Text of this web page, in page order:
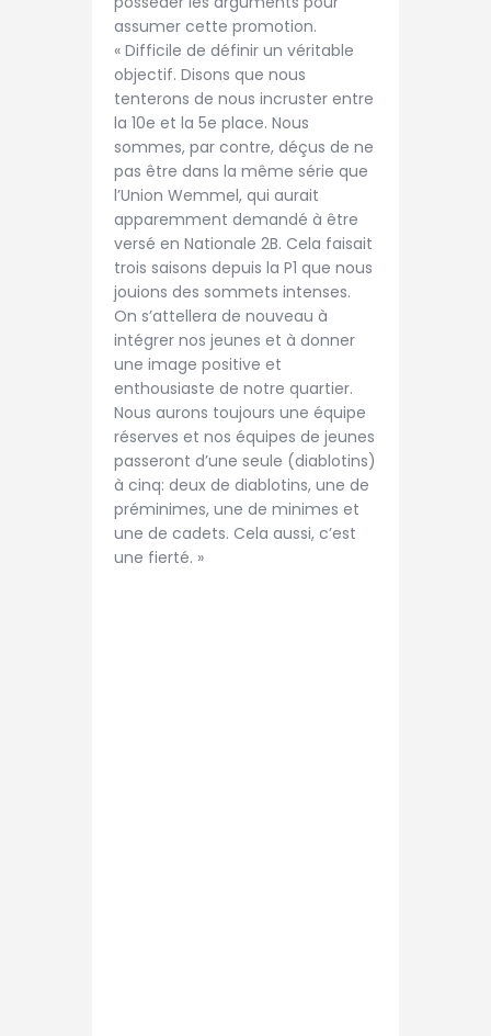
assumer cette promotion.
« Difficile de définir un véritable
objectif. Disons que nous
tenterons de nous incruster entre
la 10e et la 5e place. Nous
sommes, par contre, déçus de ne
pas être dans la même série que
l’Union Wemmel, qui aurait
apparemment demandé à être
versé en Nationale 2B. Cela faisait
trois saisons depuis la P1 que nous
jouions des sommets intenses.
On s’attellera de nouveau à
intégrer nos jeunes et à donner
une image positive et
enthousiaste de notre quartier.
Nous aurons toujours une équipe
réserves et nos équipes de jeunes
passeront d’une seule (diablotins)
à cinq: deux de diablotins, une de
préminimes, une de minimes et
une de cadets. Cela aussi, c’est
une fierté. »